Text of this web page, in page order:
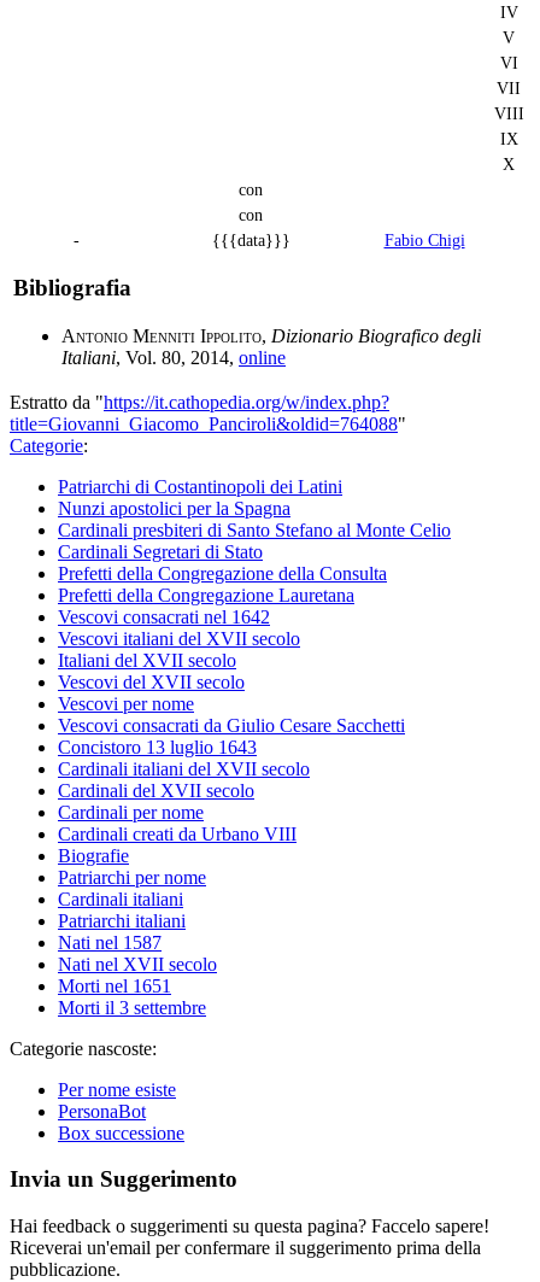
IV
V
VI
VII
VIII
IX
X
con
con
-
{{{data}}} Fabio Chigi
Bibliografia
Antonio Menniti Ippolito, Dizionario Biografico degli
Italiani, Vol. 80, 2014, online
Estratto da "https://it.cathopedia.org/w/index.php?
title=Giovanni_Giacomo_Panciroli&oldid=764088"
Categorie:
Patriarchi di Costantinopoli dei Latini
Nunzi apostolici per la Spagna
Cardinali presbiteri di Santo Stefano al Monte Celio
Cardinali Segretari di Stato
Prefetti della Congregazione della Consulta
Prefetti della Congregazione Lauretana
Vescovi consacrati nel 1642
Vescovi italiani del XVII secolo
Italiani del XVII secolo
Vescovi del XVII secolo
Vescovi per nome
Vescovi consacrati da Giulio Cesare Sacchetti
Concistoro 13 luglio 1643
Cardinali italiani del XVII secolo
Cardinali del XVII secolo
Cardinali per nome
Cardinali creati da Urbano VIII
Biografie
Patriarchi per nome
Cardinali italiani
Patriarchi italiani
Nati nel 1587
Nati nel XVII secolo
Morti nel 1651
Morti il 3 settembre
Categorie nascoste:
Per nome esiste
PersonaBot
Box successione
Invia un Suggerimento
Hai feedback o suggerimenti su questa pagina? Faccelo sapere!
Riceverai un'email per confermare il suggerimento prima della
pubblicazione.